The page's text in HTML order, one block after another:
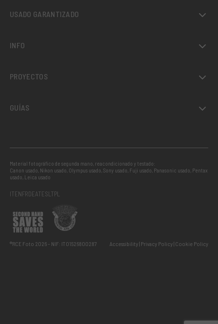
USADO GARANTIZADO
INFO
PROYECTOS
GUÍAS
Material fotográfico de segunda mano, reacondicionado y testado:
Canon usado, Nikon usado, Olympus usado,Sony usado, Fuji usado, Panasonic usado, Pentax
usado, Leica usado
ITENFRDEATESLTPL
®RCE Foto 2026 – NIF: IT01526800287 Accessibility Privacy Policy Cookie Policy